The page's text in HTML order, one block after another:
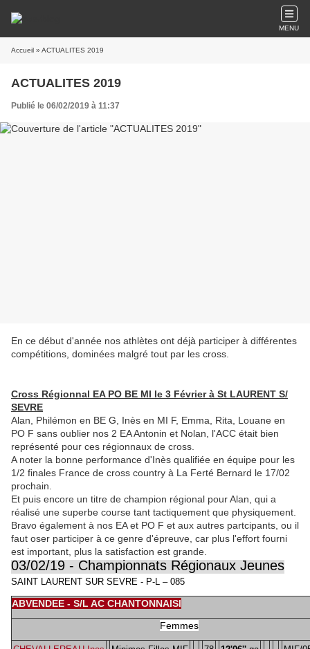
MENU
Accueil » ACTUALITES 2019
ACTUALITES 2019
Publié le 06/02/2019 à 11:37
En ce début d'année nos athlètes ont déjà participer à différentes
compétitions, dominées malgré tout par les cross.
Cross Régionnal EA PO BE MI le 3 Février à St LAURENT S/
SEVRE
Alan, Philémon en BE G, Inès en MI F, Emma, Rita, Louane en
PO F sans oublier nos 2 EA Antonin et Nolan, l'ACC était bien
représenté pour ces régionnaux de cross.
A noter la bonne performance d'Inès qualifiée en équipe pour les
1/2 finales France de cross country à La Ferté Bernard le 17/02
prochain.
Et puis encore un titre de champion régional pour Alan, qui a
réalisé une superbe course tant tactiquement que physiquement.
Bravo également à nos EA et PO F et aux autres partcipants, ou il
faut oser participer à ce genre d'épreuve, car plus l'effort fourni
est important, plus la satisfaction est grande.
03/02/19 - Championnats Régionaux Jeunes
SAINT LAURENT SUR SEVRE - P-L – 085
ABVENDEE - S/L AC CHANTONNAISI
Femmes